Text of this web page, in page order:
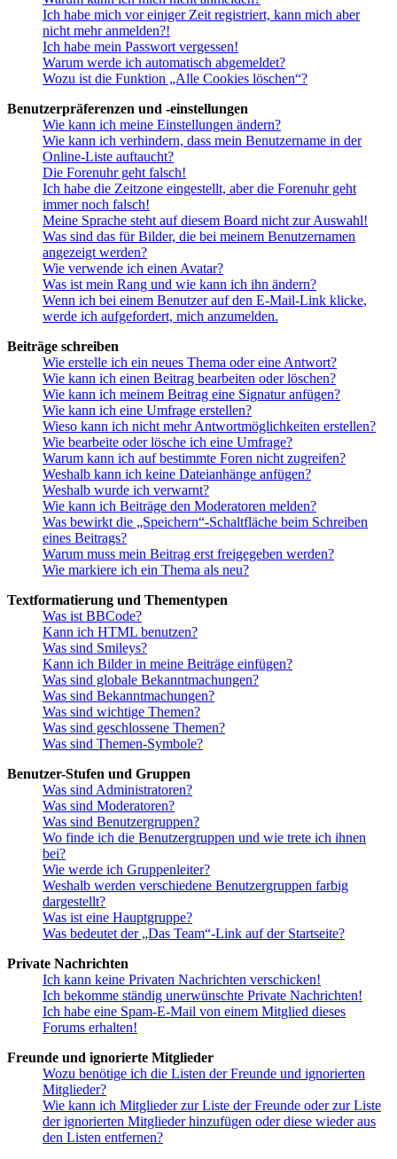
Ich habe mich vor einiger Zeit registriert, kann mich aber
nicht mehr anmelden?!
Ich habe mein Passwort vergessen!
Warum werde ich automatisch abgemeldet?
Wozu ist die Funktion „Alle Cookies löschen“?
Benutzerpräferenzen und -einstellungen
Wie kann ich meine Einstellungen ändern?
Wie kann ich verhindern, dass mein Benutzername in der
Online-Liste auftaucht?
Die Forenuhr geht falsch!
Ich habe die Zeitzone eingestellt, aber die Forenuhr geht
immer noch falsch!
Meine Sprache steht auf diesem Board nicht zur Auswahl!
Was sind das für Bilder, die bei meinem Benutzernamen
angezeigt werden?
Wie verwende ich einen Avatar?
Was ist mein Rang und wie kann ich ihn ändern?
Wenn ich bei einem Benutzer auf den E-Mail-Link klicke,
werde ich aufgefordert, mich anzumelden.
Beiträge schreiben
Wie erstelle ich ein neues Thema oder eine Antwort?
Wie kann ich einen Beitrag bearbeiten oder löschen?
Wie kann ich meinem Beitrag eine Signatur anfügen?
Wie kann ich eine Umfrage erstellen?
Wieso kann ich nicht mehr Antwortmöglichkeiten erstellen?
Wie bearbeite oder lösche ich eine Umfrage?
Warum kann ich auf bestimmte Foren nicht zugreifen?
Weshalb kann ich keine Dateianhänge anfügen?
Weshalb wurde ich verwarnt?
Wie kann ich Beiträge den Moderatoren melden?
Was bewirkt die „Speichern“-Schaltfläche beim Schreiben
eines Beitrags?
Warum muss mein Beitrag erst freigegeben werden?
Wie markiere ich ein Thema als neu?
Textformatierung und Thementypen
Was ist BBCode?
Kann ich HTML benutzen?
Was sind Smileys?
Kann ich Bilder in meine Beiträge einfügen?
Was sind globale Bekanntmachungen?
Was sind Bekanntmachungen?
Was sind wichtige Themen?
Was sind geschlossene Themen?
Was sind Themen-Symbole?
Benutzer-Stufen und Gruppen
Was sind Administratoren?
Was sind Moderatoren?
Was sind Benutzergruppen?
Wo finde ich die Benutzergruppen und wie trete ich ihnen
bei?
Wie werde ich Gruppenleiter?
Weshalb werden verschiedene Benutzergruppen farbig
dargestellt?
Was ist eine Hauptgruppe?
Was bedeutet der „Das Team“-Link auf der Startseite?
Private Nachrichten
Ich kann keine Privaten Nachrichten verschicken!
Ich bekomme ständig unerwünschte Private Nachrichten!
Ich habe eine Spam-E-Mail von einem Mitglied dieses
Forums erhalten!
Freunde und ignorierte Mitglieder
Wozu benötige ich die Listen der Freunde und ignorierten
Mitglieder?
Wie kann ich Mitglieder zur Liste der Freunde oder zur Liste
der ignorierten Mitglieder hinzufügen oder diese wieder aus
den Listen entfernen?